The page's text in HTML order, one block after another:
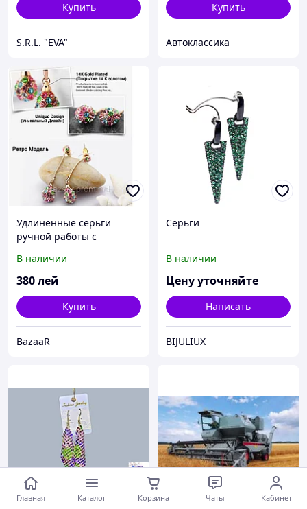
Купить
S.R.L. "EVA"
Купить
Автоклассика
Удлиненные серьги
ручной работы с
В наличии
380лей
Купить
BazaaR
Серьги
В наличии
Цену уточняйте
Написать
BIJULIUX
Главная Каталог Корзина Чаты Кабинет